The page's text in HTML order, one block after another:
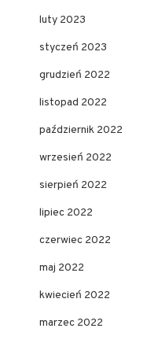
luty 2023
styczeń 2023
grudzień 2022
listopad 2022
październik 2022
wrzesień 2022
sierpień 2022
lipiec 2022
czerwiec 2022
maj 2022
kwiecień 2022
marzec 2022